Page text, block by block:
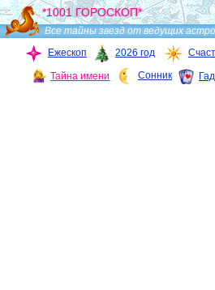
*1001 ГОРОСКОП*
Все тайны звезд от ведущих
Ежескоп
2026 год
Тайна имени Сонник